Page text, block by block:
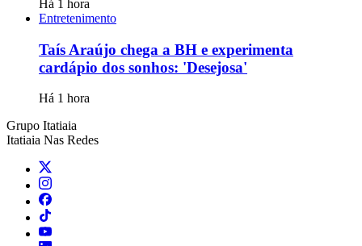
Há 1 hora
Entretenimento
Taís Araújo chega a BH e experimenta
cardápio dos sonhos: 'Desejosa'
Há 1 hora
Grupo Itatiaia
Itatiaia Nas Redes